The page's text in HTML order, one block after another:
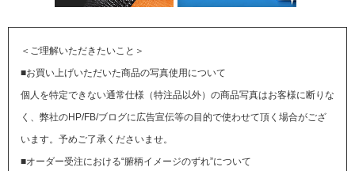
＜ご理解いただきたいこと＞
■お買い上げいただいた商品の写真使用について
個人を特定できない通常仕様（特注品以外）の商品写真はお客様に断りな
く、弊社のHP/FB/ブログに広告宣伝等の目的で使わせて頂く場合がござ
います。予めご了承くださいませ。
■オーダー受注における“腑柄イメージのずれ”について